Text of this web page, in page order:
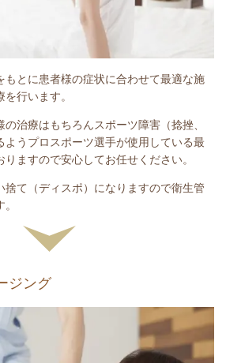
もとに患者様の症状に合わせて最適な施
行います。
治療はもちろんスポーツ障害（捻挫、
ようプロスポーツ選手が使用している最
ますので安心してお任せください。
捨て（ディスポ）になりますので衛生管
ジング